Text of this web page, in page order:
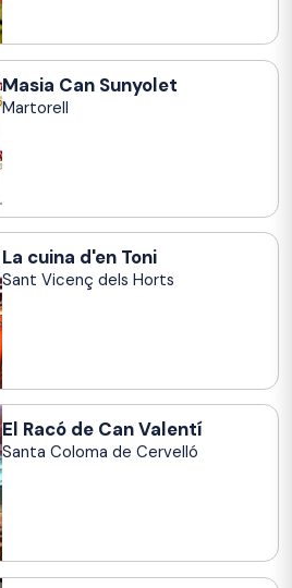
Masia Can Sunyolet
Martorell
La cuina d'en Toni
Sant Vicenç dels Horts
El Racó de Can Valentí
Santa Coloma de Cervelló